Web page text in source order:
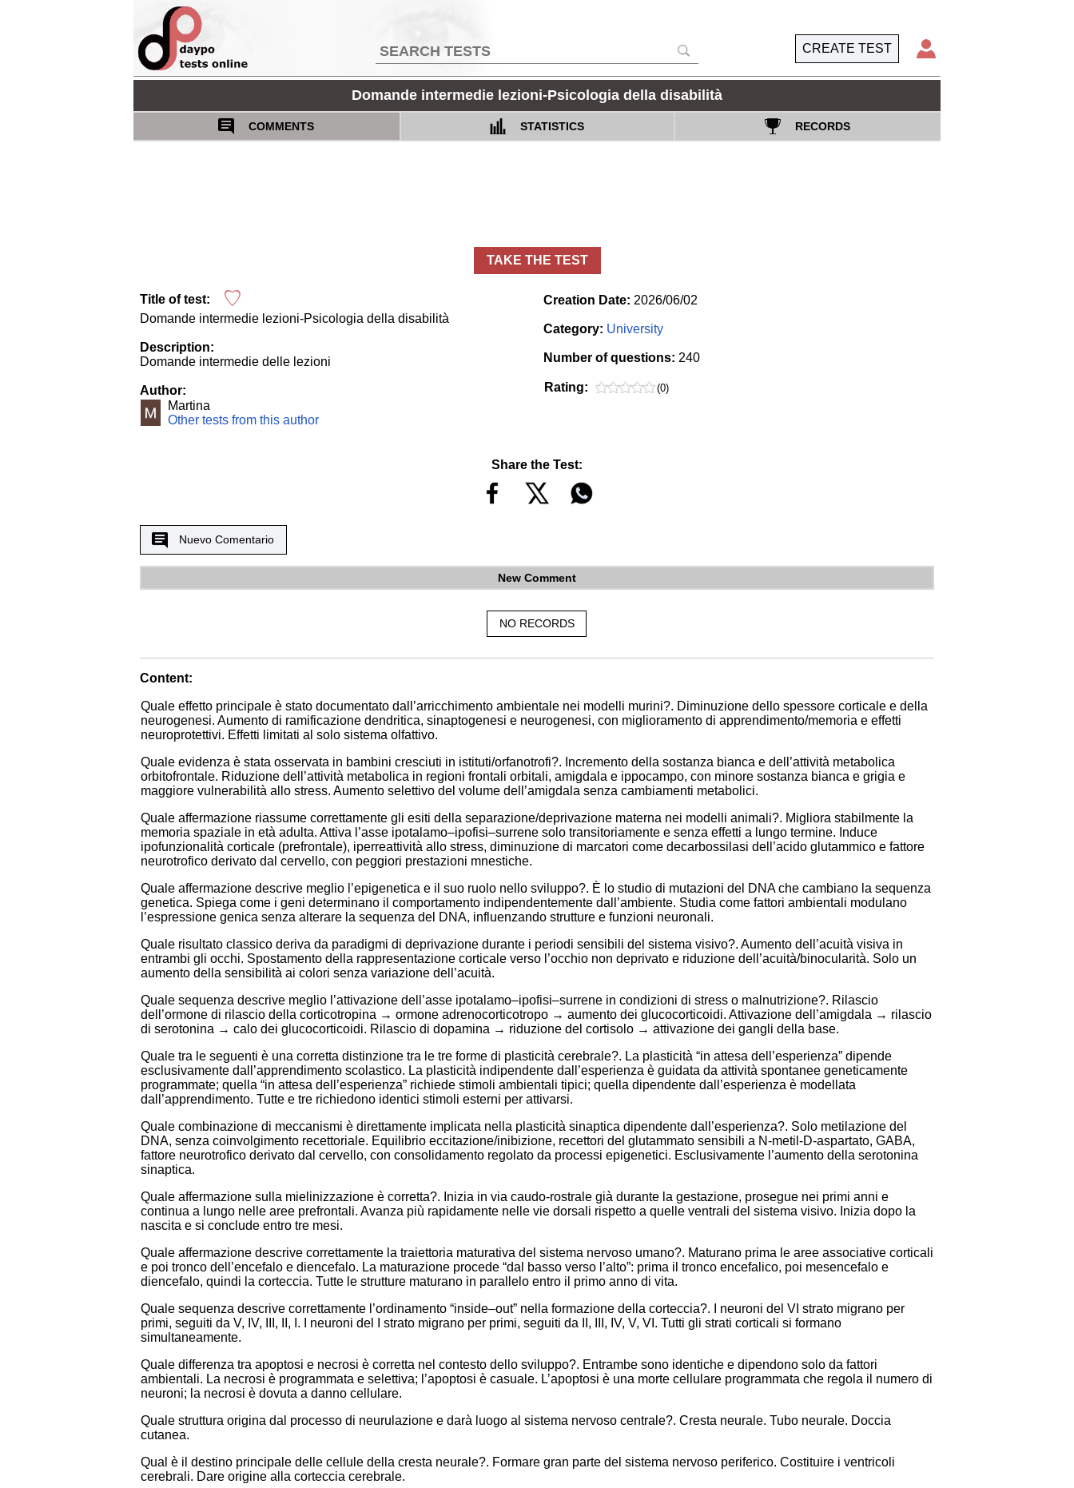
CREATE TEST
Domande intermedie lezioni-Psicologia della disabilità
COMMENTS STATISTICS RECORDS
TAKE THE TEST
Title of test:
Domande intermedie lezioni-Psicologia della disabilità
Description:
Domande intermedie delle lezioni
Author:
Martina
Other tests from this author
Creation Date: 2026/06/02
Category: University
Number of questions: 240
Rating: (0)
Share the Test:
Nuevo Comentario
New Comment
NO RECORDS
Content:
Quale effetto principale è stato documentato dall’arricchimento ambientale nei modelli murini?. Diminuzione dello spessore corticale e della
neurogenesi. Aumento di ramificazione dendritica, sinaptogenesi e neurogenesi, con miglioramento di apprendimento/memoria e effetti
neuroprotettivi. Effetti limitati al solo sistema olfattivo.
Quale evidenza è stata osservata in bambini cresciuti in istituti/orfanotrofi?. Incremento della sostanza bianca e dell’attività metabolica
orbitofrontale. Riduzione dell’attività metabolica in regioni frontali orbitali, amigdala e ippocampo, con minore sostanza bianca e grigia e
maggiore vulnerabilità allo stress. Aumento selettivo del volume dell’amigdala senza cambiamenti metabolici.
Quale affermazione riassume correttamente gli esiti della separazione/deprivazione materna nei modelli animali?. Migliora stabilmente la
memoria spaziale in età adulta. Attiva l’asse ipotalamo–ipofisi–surrene solo transitoriamente e senza effetti a lungo termine. Induce
ipofunzionalità corticale (prefrontale), iperreattività allo stress, diminuzione di marcatori come decarbossilasi dell’acido glutammico e fattore
neurotrofico derivato dal cervello, con peggiori prestazioni mnestiche.
Quale affermazione descrive meglio l’epigenetica e il suo ruolo nello sviluppo?. È lo studio di mutazioni del DNA che cambiano la sequenza
genetica. Spiega come i geni determinano il comportamento indipendentemente dall’ambiente. Studia come fattori ambientali modulano
l’espressione genica senza alterare la sequenza del DNA, influenzando strutture e funzioni neuronali.
Quale risultato classico deriva da paradigmi di deprivazione durante i periodi sensibili del sistema visivo?. Aumento dell’acuità visiva in
entrambi gli occhi. Spostamento della rappresentazione corticale verso l’occhio non deprivato e riduzione dell’acuità/binocularità. Solo un
aumento della sensibilità ai colori senza variazione dell’acuità.
Quale sequenza descrive meglio l’attivazione dell’asse ipotalamo–ipofisi–surrene in condizioni di stress o malnutrizione?. Rilascio
dell’ormone di rilascio della corticotropina → ormone adrenocorticotropo → aumento dei glucocorticoidi. Attivazione dell’amigdala → rilascio
di serotonina → calo dei glucocorticoidi. Rilascio di dopamina → riduzione del cortisolo → attivazione dei gangli della base.
Quale tra le seguenti è una corretta distinzione tra le tre forme di plasticità cerebrale?. La plasticità “in attesa dell’esperienza” dipende
esclusivamente dall’apprendimento scolastico. La plasticità indipendente dall’esperienza è guidata da attività spontanee geneticamente
programmate; quella “in attesa dell’esperienza” richiede stimoli ambientali tipici; quella dipendente dall’esperienza è modellata
dall’apprendimento. Tutte e tre richiedono identici stimoli esterni per attivarsi.
Quale combinazione di meccanismi è direttamente implicata nella plasticità sinaptica dipendente dall’esperienza?. Solo metilazione del
DNA, senza coinvolgimento recettoriale. Equilibrio eccitazione/inibizione, recettori del glutammato sensibili a N-metil-D-aspartato, GABA,
fattore neurotrofico derivato dal cervello, con consolidamento regolato da processi epigenetici. Esclusivamente l’aumento della serotonina
sinaptica.
Quale affermazione sulla mielinizzazione è corretta?. Inizia in via caudo-rostrale già durante la gestazione, prosegue nei primi anni e
continua a lungo nelle aree prefrontali. Avanza più rapidamente nelle vie dorsali rispetto a quelle ventrali del sistema visivo. Inizia dopo la
nascita e si conclude entro tre mesi.
Quale affermazione descrive correttamente la traiettoria maturativa del sistema nervoso umano?. Maturano prima le aree associative corticali
e poi tronco dell’encefalo e diencefalo. La maturazione procede “dal basso verso l’alto”: prima il tronco encefalico, poi mesencefalo e
diencefalo, quindi la corteccia. Tutte le strutture maturano in parallelo entro il primo anno di vita.
Quale sequenza descrive correttamente l’ordinamento “inside–out” nella formazione della corteccia?. I neuroni del VI strato migrano per
primi, seguiti da V, IV, III, II, I. I neuroni del I strato migrano per primi, seguiti da II, III, IV, V, VI. Tutti gli strati corticali si formano
simultaneamente.
Quale differenza tra apoptosi e necrosi è corretta nel contesto dello sviluppo?. Entrambe sono identiche e dipendono solo da fattori
ambientali. La necrosi è programmata e selettiva; l’apoptosi è casuale. L’apoptosi è una morte cellulare programmata che regola il numero di
neuroni; la necrosi è dovuta a danno cellulare.
Quale struttura origina dal processo di neurulazione e darà luogo al sistema nervoso centrale?. Cresta neurale. Tubo neurale. Doccia
cutanea.
Qual è il destino principale delle cellule della cresta neurale?. Formare gran parte del sistema nervoso periferico. Costituire i ventricoli
cerebrali. Dare origine alla corteccia cerebrale.